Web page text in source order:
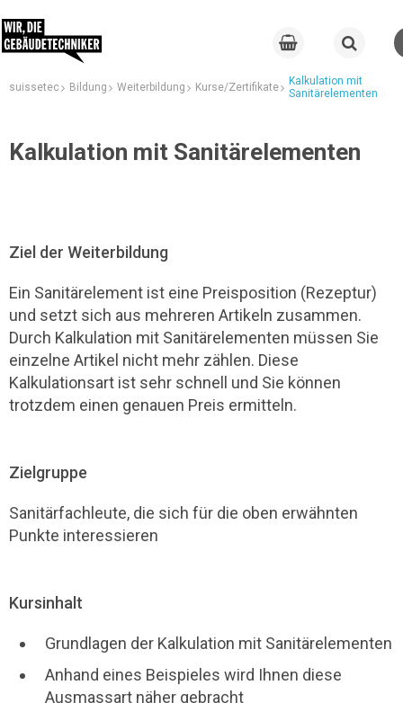
suissetec Bildung Weiterbildung Kurse/Zertifikate
Kalkulation mit
Sanitärelementen
Kalkulation mit Sanitärelementen
Ziel der Weiterbildung
Ein Sanitärelement ist eine Preisposition (Rezeptur)
und setzt sich aus mehreren Artikeln zusammen.
Durch Kalkulation mit Sanitärelementen müssen Sie
einzelne Artikel nicht mehr zählen. Diese
Kalkulationsart ist sehr schnell und Sie können
trotzdem einen genauen Preis ermitteln.
Zielgruppe
Sanitärfachleute, die sich für die oben erwähnten
Punkte interessieren
Kursinhalt
Grundlagen der Kalkulation mit Sanitärelementen
Anhand eines Beispieles wird Ihnen diese
Ausmassart näher gebracht